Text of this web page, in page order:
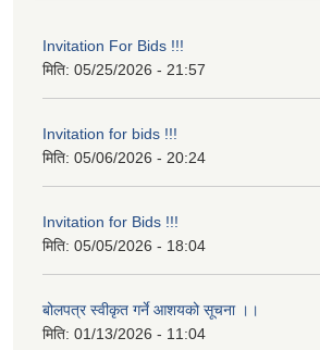
Invitation For Bids !!!
मिति: 05/25/2026 - 21:57
Invitation for bids !!!
मिति: 05/06/2026 - 20:24
Invitation for Bids !!!
मिति: 05/05/2026 - 18:04
बोलपत्र स्वीकृत गर्ने आशयको सूचना ।।
मिति: 01/13/2026 - 11:04